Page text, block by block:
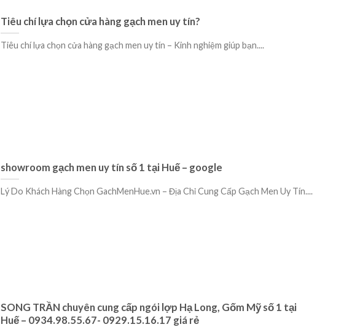
Tiêu chí lựa chọn cửa hàng gạch men uy tín?
Tiêu chí lựa chọn cửa hàng gạch men uy tín – Kinh nghiệm giúp bạn....
showroom gạch men uy tín số 1 tại Huế – google
Lý Do Khách Hàng Chọn GachMenHue.vn – Địa Chỉ Cung Cấp Gạch Men Uy Tín....
SONG TRẦN chuyên cung cấp ngói lợp Hạ Long, Gốm Mỹ số 1 tại
Huế – 0934.98.55.67- 0929.15.16.17 giá rẻ